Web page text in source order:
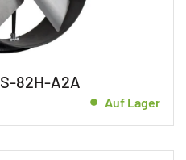
82H-A2A
Auf Lager